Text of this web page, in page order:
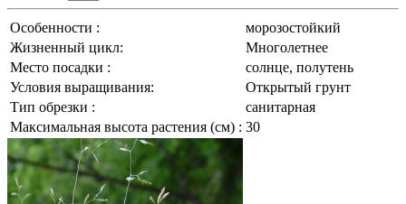
Особенности :
морозостойкий
Жизненный цикл:
Многолетнее
Место посадки :
солнце, полутень
Условия выращивания:
Открытый грунт
Тип обрезки :
санитарная
Максимальная высота растения (см) : 30